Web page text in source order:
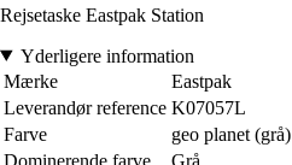
Rejsetaske Eastpak Station
Yderligere information
Mærke
Eastpak
Leverandør reference K07057L
Farve
geo planet (grå)
Dominerende farve
Grå